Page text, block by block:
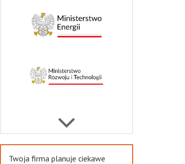
Twoja firma planuje ciekawe